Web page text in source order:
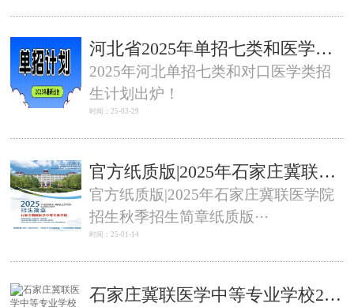
河北省2025年单招七类和医学对口类招生计划一览表
2025年河北单招七类和对口医学类招
生计划出炉！
时间：25-03-29
官方纸质版|2025年石家庄冀联医学院招生秋季招生简章
官方纸质版|2025年石家庄冀联医学院
招生秋季招生简章纸质版···
时间：25-01-14
石家庄冀联医学中等专业学校2025年秋季招生简章出台了！